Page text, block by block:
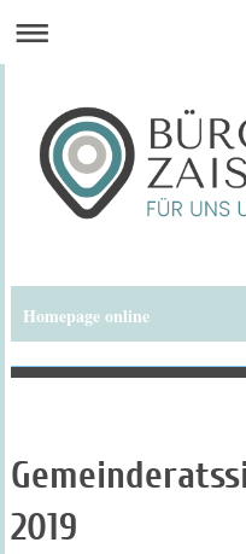
Homepage online
Bürgerliste
2019